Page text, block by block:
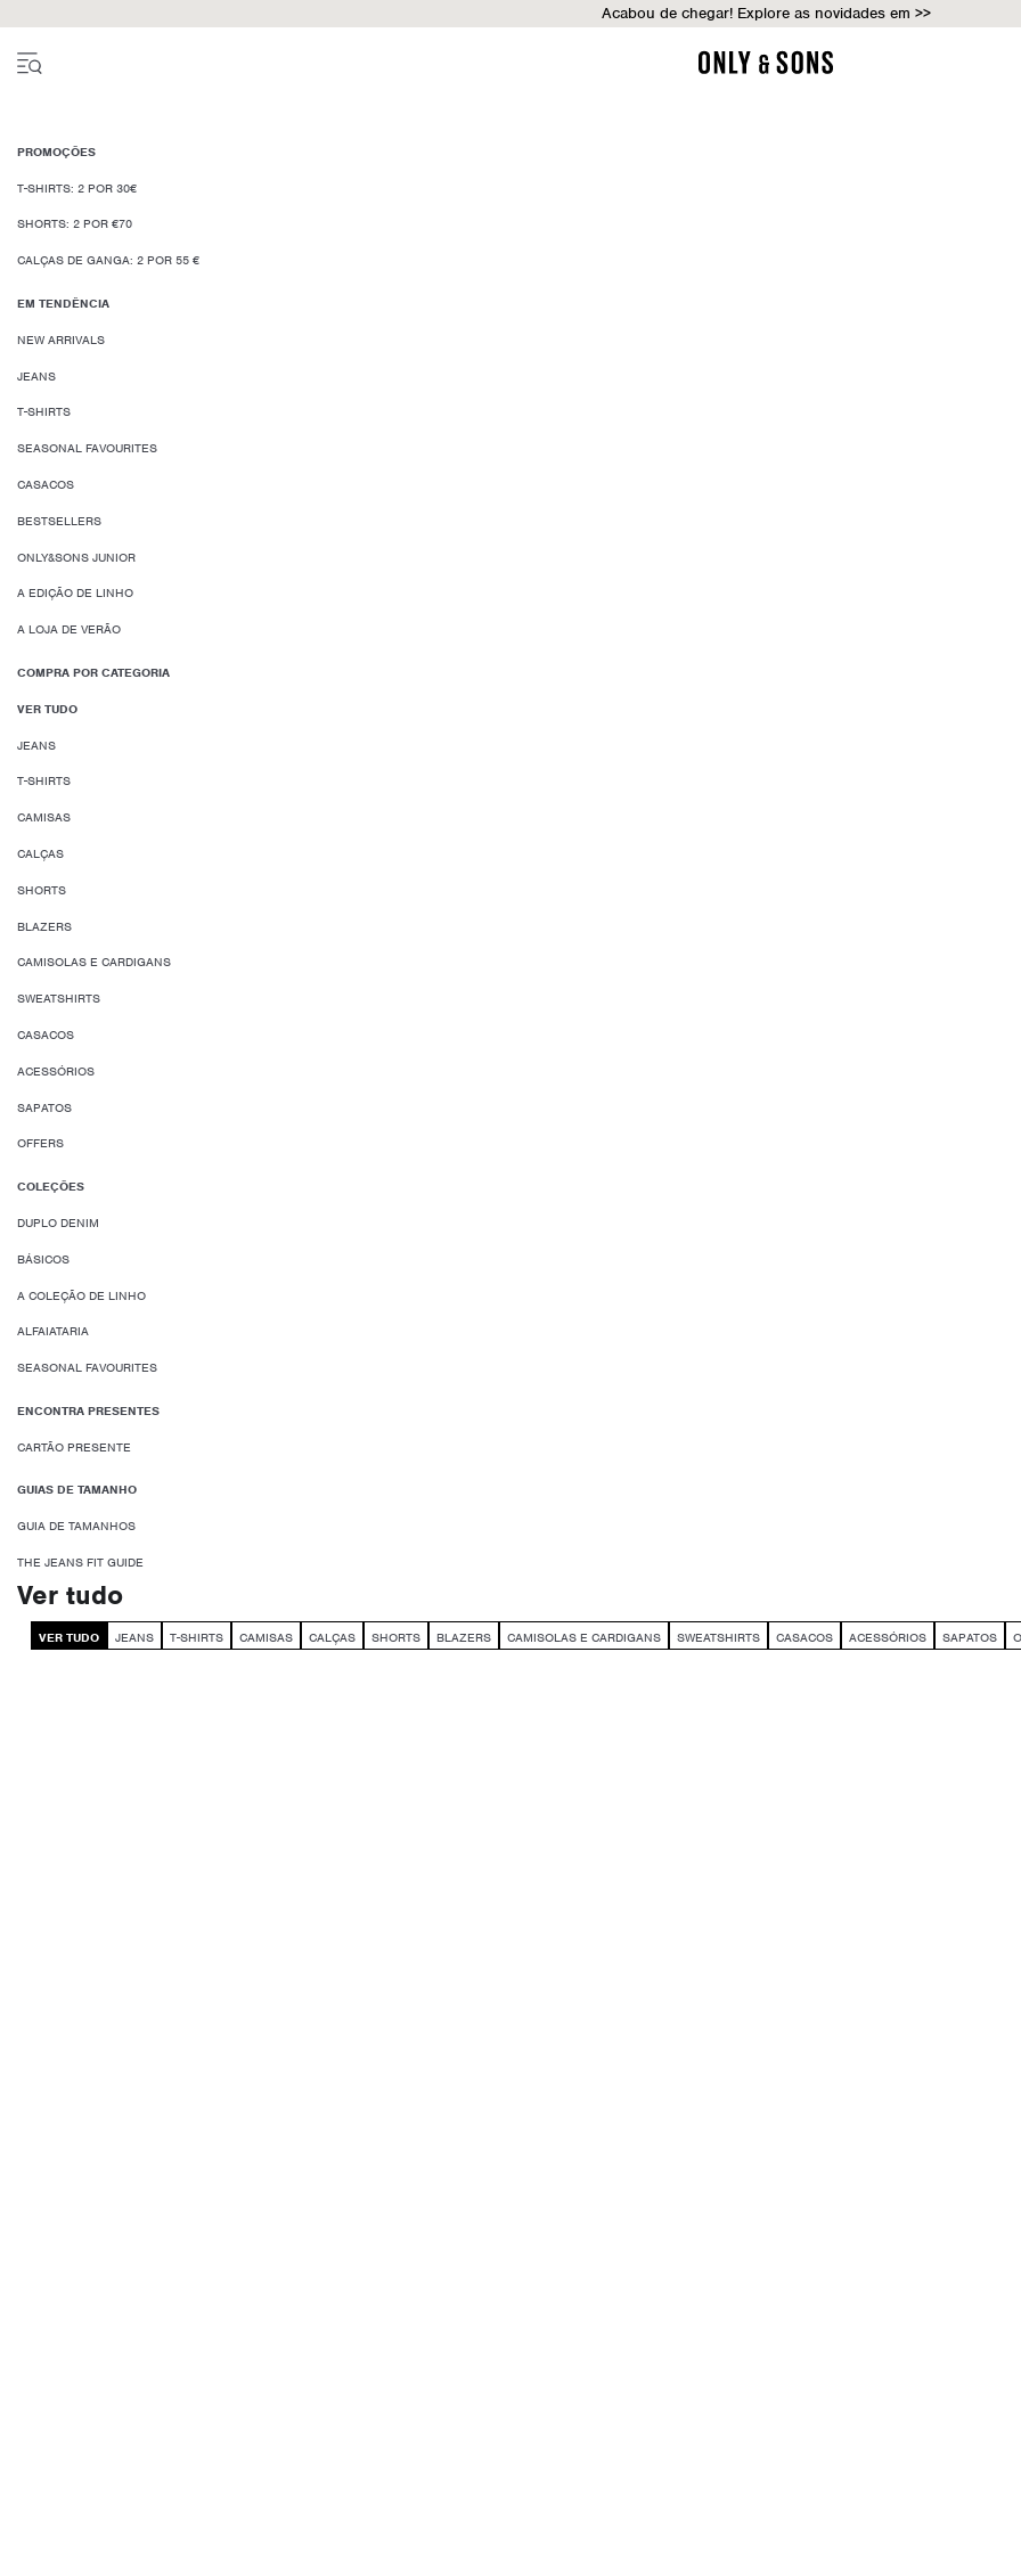
Acabou de chegar! Explore as novidades em >>
PROMOÇÕES
T-SHIRTS: 2 POR 30€
SHORTS: 2 POR €70
CALÇAS DE GANGA: 2 POR 55 €
EM TENDÊNCIA
NEW ARRIVALS
JEANS
T-SHIRTS
SEASONAL FAVOURITES
CASACOS
BESTSELLERS
ONLY&SONS JUNIOR
A EDIÇÃO DE LINHO
A LOJA DE VERÃO
COMPRA POR CATEGORIA
VER TUDO
JEANS
T-SHIRTS
CAMISAS
CALÇAS
SHORTS
BLAZERS
CAMISOLAS E CARDIGANS
SWEATSHIRTS
CASACOS
ACESSÓRIOS
SAPATOS
OFFERS
COLEÇÕES
DUPLO DENIM
BÁSICOS
A COLEÇÃO DE LINHO
ALFAIATARIA
SEASONAL FAVOURITES
ENCONTRA PRESENTES
CARTÃO PRESENTE
GUIAS DE TAMANHO
GUIA DE TAMANHOS
THE JEANS FIT GUIDE
Ver tudo
VER TUDO JEANS T-SHIRTS CAMISAS CALÇAS SHORTS BLAZERS CAMISOLAS E CARDIGANS SWEATSHIRTS CASACOS ACESSÓRIOS SAPATOS